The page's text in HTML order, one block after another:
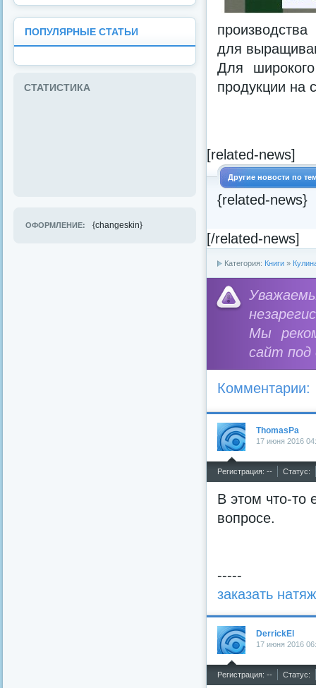
для
Для
продукции на
[related-news]
Другие новости по
{related-news}
[/related-news]
Категория: Книги »
Мы
сайт под
Комментарии:
ThomasPa
17 июня 2016
Регистрация: -- Статус:
В этом что-то
вопросе.
-----
заказать
DerrickEl
17 июня 2016
Регистрация: -- Статус:
ПОПУЛЯРНЫЕ СТАТЬИ
СТАТИСТИКА
{changeskin}
ОФОРМЛЕНИЕ: